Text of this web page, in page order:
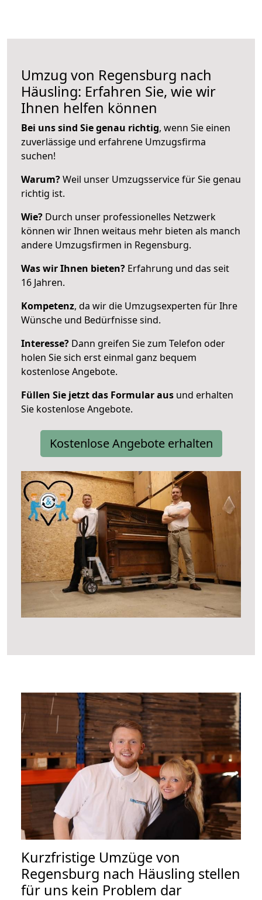
Umzug von Regensburg nach
Häusling: Erfahren Sie, wie wir
Ihnen helfen können
Bei uns sind Sie genau richtig, wenn Sie einen
zuverlässige und erfahrene Umzugsfirma
suchen!
Warum?Weil unser Umzugsservice für Sie genau
richtig ist.
Wie? Durch unser professionelles Netzwerk
können wir Ihnen weitaus mehr bieten als manch
andere Umzugsfirmen in Regensburg.
Was wir Ihnen bieten? Erfahrung und das seit
16 Jahren.
Kompetenz, da wir die Umzugsexperten für Ihre
Wünsche und Bedürfnisse sind.
Interesse? Dann greifen Sie zum Telefon oder
holen Sie sich erst einmal ganz bequem
kostenlose Angebote.
Füllen Sie jetzt das Formular aus und erhalten
Sie kostenlose Angebote.
Kostenlose Angebote erhalten
Kurzfristige Umzüge von
Regensburg nach Häusling stellen
für uns kein Problem dar